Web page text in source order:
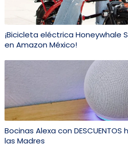
¡Bicicleta eléctrica Honeywhale
en Amazon México!
Bocinas Alexa con
las Madres